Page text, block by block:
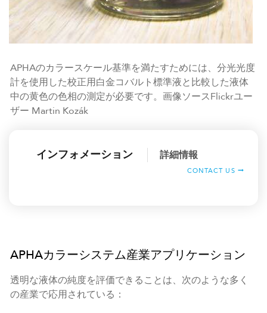
APHAのカラースケール基準を満たすためには、分光光度
計を使用した校正用白金コバルト標準液と比較した液体
中の黄色の色相の測定が必要です。画像ソースFlickrユー
ザー Martin Kozák
インフォメーション 詳細情報
CONTACT US
APHAカラーシステム産業アプリケーション
透明な液体の純度を評価できることは、次のような多く
の産業で応用されている：